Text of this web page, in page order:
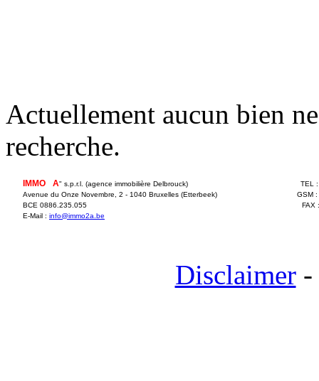
Actuellement aucun bien
recherche.
IMMO A" s.p.r.l. (agence immobilière Delbrouck)
Avenue du Onze Novembre, 2 - 1040 Bruxelles (Etterbeek)
BCE 0886.235.055
E-Mail : info@immo2a.be
TEL
GSM
FAX
Disclaimer-